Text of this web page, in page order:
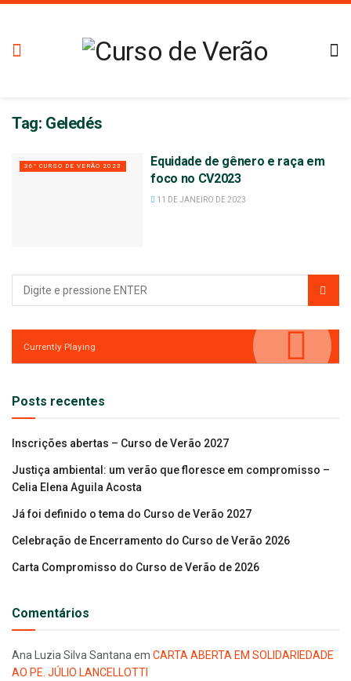
Tag: Geledés
36° CURSO DE VERÃO 2023
Equidade de gênero e raça em
foco no CV2023
11 DE JANEIRO DE 2023
Currently Playing
Posts recentes
Inscrições abertas – Curso de Verão 2027
Justiça ambiental: um verão que floresce em compromisso –
Celia Elena Aguila Acosta
Já foi definido o tema do Curso de Verão 2027
Celebração de Encerramento do Curso de Verão 2026
Carta Compromisso do Curso de Verão de 2026
Comentários
Ana Luzia Silva Santana em CARTA ABERTA EM SOLIDARIEDADE
AO PE. JÚLIO LANCELLOTTI